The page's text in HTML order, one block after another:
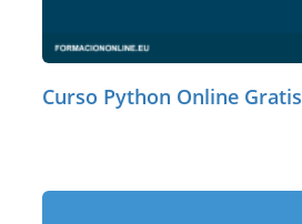
Curso Python Online Gratis